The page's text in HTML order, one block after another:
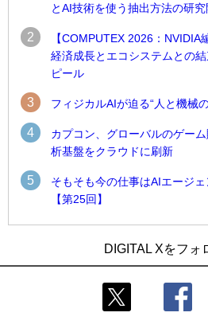
とAI技術を使う抽出方法の研
2
【COMPUTEX 2026：
経済成長とエコシステムとの
ピール
3 フィジカルAIが迫る“人と機械
4
カプコン、グローバルのゲー
析基盤をクラウドに刷新
5
そもそも今の仕事はAIエージ
【第25回】
技術を使う抽出方法の研究開始
Umios、消費者起点の販売計画策
合基盤を本格稼働
鹿島建設、鋼管柱へのコンクリ
AIを遠隔監視システムに実装
DIGITAL Xをフォ